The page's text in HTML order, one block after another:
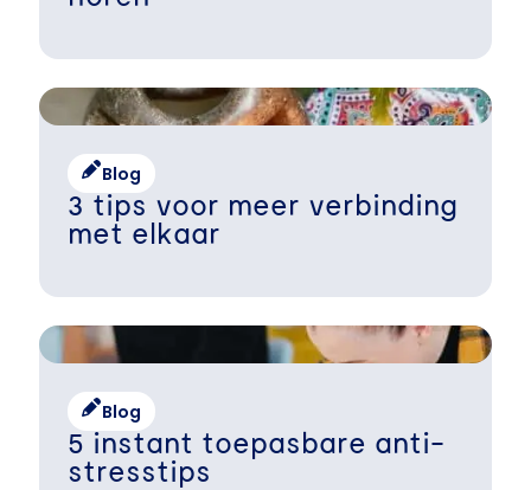
Blog
3 tips voor meer verbinding
met elkaar
Blog
5 instant toepasbare anti-
stresstips